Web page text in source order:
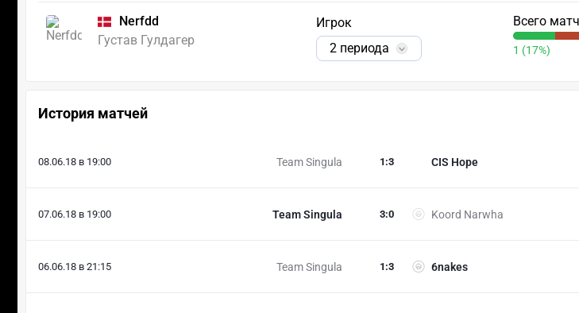
Nerfdd
Густав Гулдагер
Игрок
2 периода
Всего
1 (17%)
История матчей
08.06.18 в 19:00 Team Singula CIS Hope
1 :3
07.06.18 в 19:00 Team Singula Koord Narwha
3:0
06.06.18 в 21:15 Team Singula 6nakes
1 :3